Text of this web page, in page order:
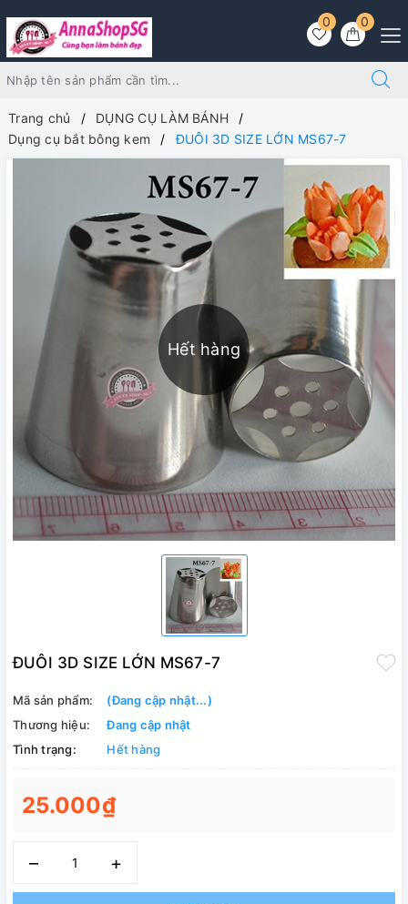
0
0
Trang chủ
DỤNG CỤ LÀM BÁNH
Dụng cụ bắt bông kem
ĐUÔI 3D SIZE LỚN MS67-7
Hết hàng
ĐUÔI 3D SIZE LỚN MS67-7
Mã sản phẩm:
(Đang cập nhật...)
Thương hiệu:
Đang cập nhật
Tình trạng:
Hết hàng
25.000₫
– +